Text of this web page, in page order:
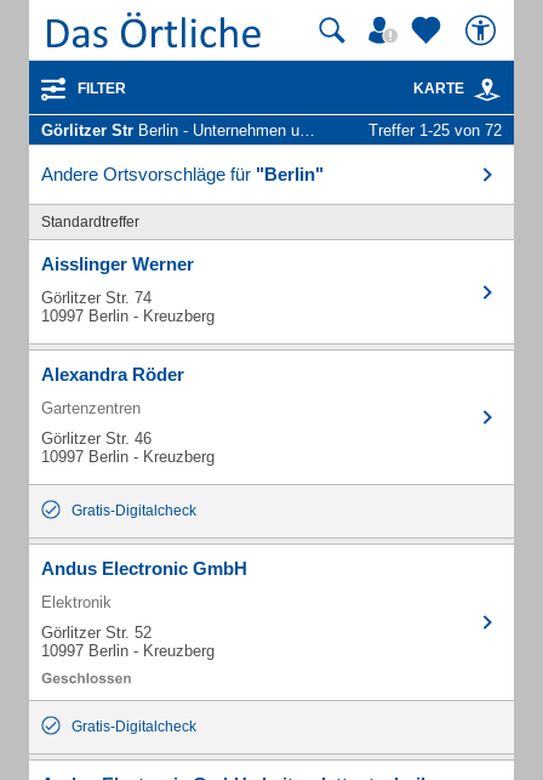
FILTER KARTE
Görlitzer Str Berlin - Unternehmen und Personen Treffer 1-25 von 72
Andere Ortsvorschläge für "Berlin"
Standardtreffer
Aisslinger Werner
Görlitzer Str. 74
10997 Berlin - Kreuzberg
Alexandra Röder
Gartenzentren
Görlitzer Str. 46
10997 Berlin - Kreuzberg
Gratis-Digitalcheck
Andus Electronic GmbH
Elektronik
Görlitzer Str. 52
10997 Berlin - Kreuzberg
Gratis-Digitalcheck